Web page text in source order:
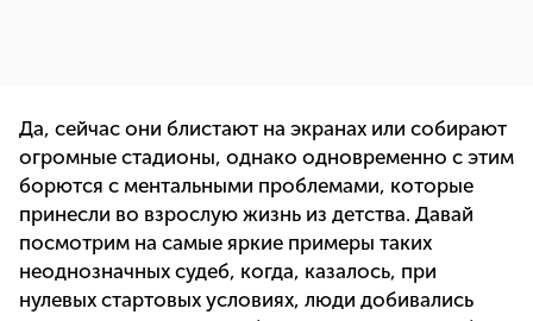
Да, сейчас они блистают на экранах или собирают
огромные стадионы, однако одновременно с этим
борются с ментальными проблемами, которые
принесли во взрослую жизнь из детства. Давай
посмотрим на самые яркие примеры таких
неоднозначных судеб, когда, казалось, при
нулевых стартовых условиях, люди добивались